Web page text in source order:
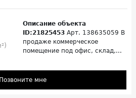
Описание объекта
ID:21825453 Арт. 138635059 В
продаже коммерческое
помещение под офис, склад,...
Позвоните мне